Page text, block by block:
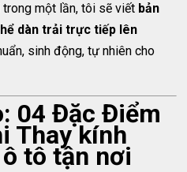
một lần, tôi sẽ viết bản
dàn trải trực tiếp lên
sinh động, tự nhiên cho
04 Đặc Điểm
Thay kính
ô tô tận nơi